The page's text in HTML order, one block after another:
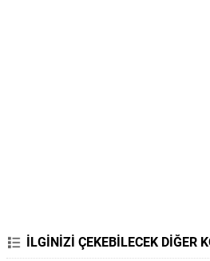
İLGİNİZİ ÇEKEBİLECEK DİĞER